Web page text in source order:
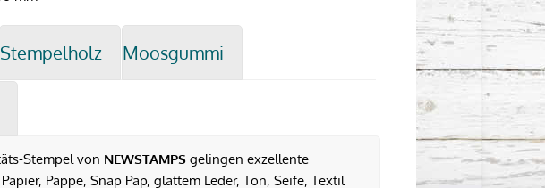
Stempelholz Moosgummi
Stempel von NEWSTAMPS gelingen exzellente
Pappe, Snap Pap, glattem Leder, Ton, Seife, Textil